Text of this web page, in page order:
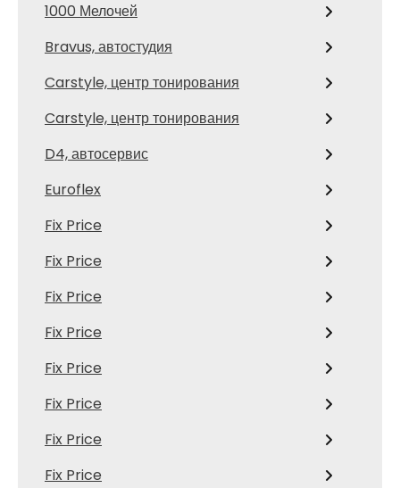
1000 Мелочей
Bravus, автостудия
Carstyle, центр тонирования
Carstyle, центр тонирования
D4, автосервис
Euroflex
Fix Price
Fix Price
Fix Price
Fix Price
Fix Price
Fix Price
Fix Price
Fix Price